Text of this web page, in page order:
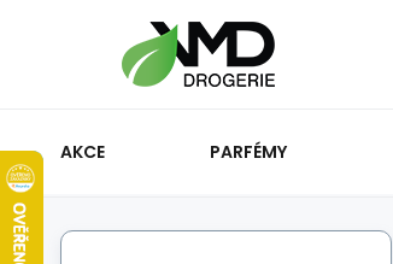
AKCE PARFÉMY